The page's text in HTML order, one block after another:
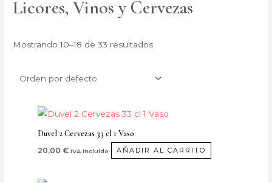
Licores, Vinos y Cervezas
Mostrando 10–18 de 33 resultados
Duvel 2 Cervezas 33 cl 1 Vaso
20,00€ IVA incluido AÑADIR AL CARRITO